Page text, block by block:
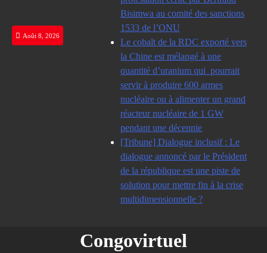
Août 8, 2026
Bisimwa au comité des sanctions
1533 de l’ONU
Le cobalt de la RDC exporté vers
la Chine est mélangé à une
quantité d’uranium qui pourrait
servir à produire 600 armes
nucléaire ou à alimenter un grand
réacteur nucléaire de 1 GW
pendant une décennie
[Tribune] Dialogue inclusif : Le
dialogue annoncé par le Président
de la république est une piste de
solution pour mettre fin à la crise
multidimensionnelle ?
Congovirtuel